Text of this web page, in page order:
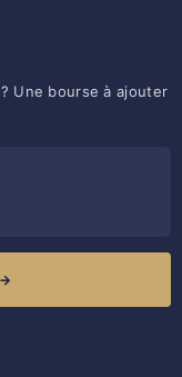
Une bourse à ajouter